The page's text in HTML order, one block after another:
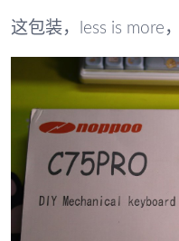
这包装，less is more